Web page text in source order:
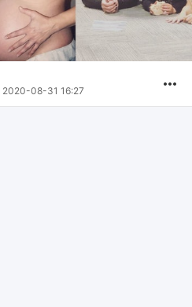
2020-08-31 16:27